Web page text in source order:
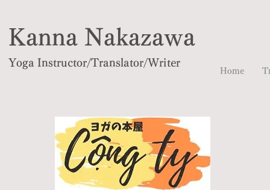
Kanna Nakazawa
Yoga Instructor/Translator/Writer
Home